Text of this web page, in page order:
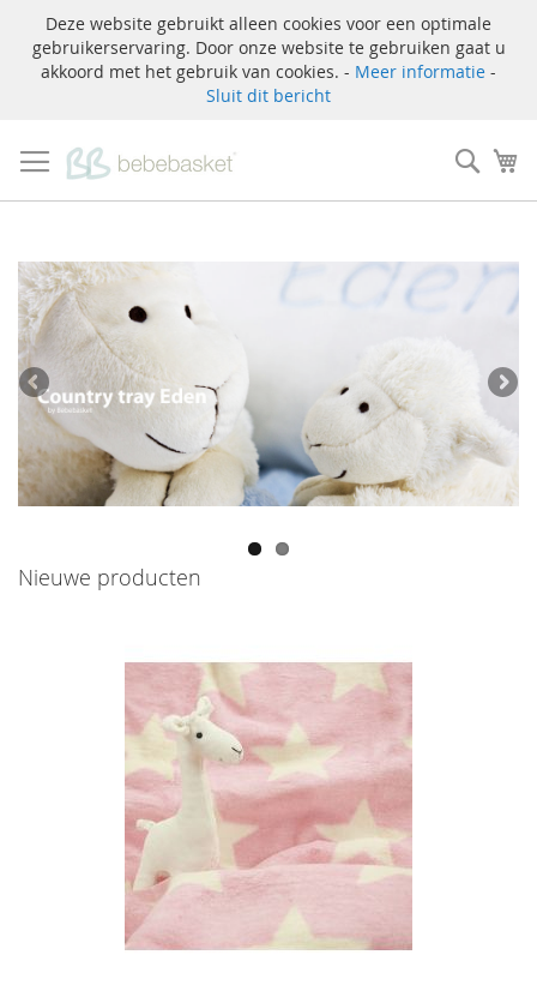
Deze website gebruikt alleen cookies voor een optimale
gebruikerservaring. Door onze website te gebruiken gaat u
akkoord met het gebruik van cookies. - Meer informatie -
Sluit dit bericht
naar
de
inhoud
Zoek
Nieuwe producten